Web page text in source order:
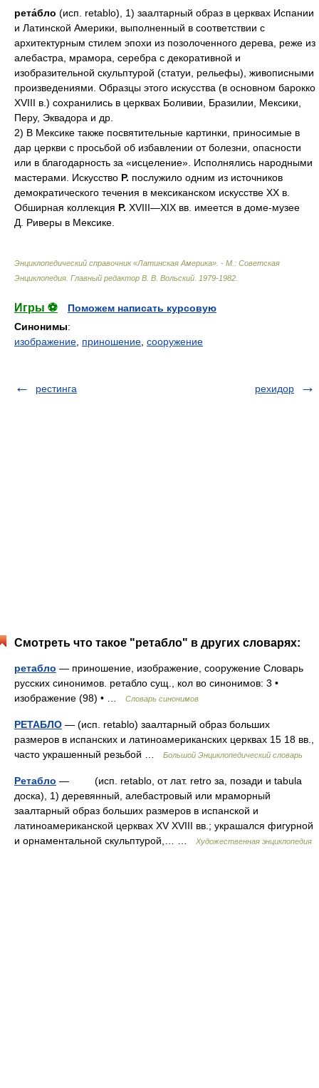
рета́бло (исп. retablo), 1) заалтарный образ в церквах Испании
и Латинской Америки, выполненный в соответствии с
архитектурным стилем эпохи из позолоченного дерева, реже из
алебастра, мрамора, серебра с декоративной и
изобразительной скульптурой (статуи, рельефы), живописными
произведениями. Образцы этого искусства (в основном барокко
XVIII в.) сохранились в церквах Боливии, Бразилии, Мексики,
Перу, Эквадора и др.
2) В Мексике также посвятительные картинки, приносимые в
дар церкви с просьбой об избавлении от болезни, опасности
или в благодарность за «исцеление». Исполнялись народными
мастерами. Искусство Р. послужило одним из источников
демократического течения в мексиканском искусстве XX в.
Обширная коллекция Р. XVIII—XIX вв. имеется в доме-музее
Д. Риверы в Мексике.
Энциклопедический справочник «Латинская Америка». - М.: Советская
Энциклопедия Главный редактор В. В. Вольский 1979-1982
Игры ⚽
Поможем написать курсовую
Синонимы:
изображение приношение сооружение
рестинга рехидор
Смотреть что такое "ретабло" в других словарях:
ретабло — приношение, изображение, сооружение Словарь
русских синонимов. ретабло сущ., кол во синонимов: 3 •
изображение (98) • …
Словарь синонимов
РЕТАБЛО — (исп. retablo) заалтарный образ больших
размеров в испанских и латиноамериканских церквах 15 18 вв.,
часто украшенный резьбой …
Большой Энциклопедический словарь
Ретабло — (исп. retablo, от лат. retro за, позади и tabula
доска), 1) деревянный, алебастровый или мраморный
заалтарный образ больших размеров в испанской и
латиноамериканской церквах XV XVIII вв.; украшался фигурной
и орнаментальной скульптурой,… …
Художественная энциклопедия